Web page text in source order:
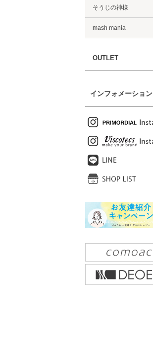
そうじの神様
mash mania
OUTLET
インフォメーション